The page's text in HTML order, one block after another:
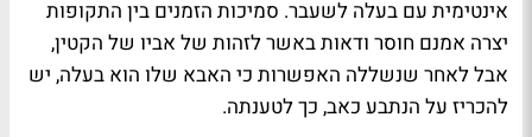
אינטימית עם בעלה לשעבר. סמיכות הזמנים בין התקופות
יצרה אמנם חוסר ודאות באשר לזהות של אביו של הקטין,
אבל לאחר שנשללה האפשרות כי האבא שלו הוא בעלה, יש
להכריז על הנתבע כאב, כך לטענתה.